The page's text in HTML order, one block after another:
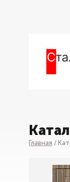
Главная /